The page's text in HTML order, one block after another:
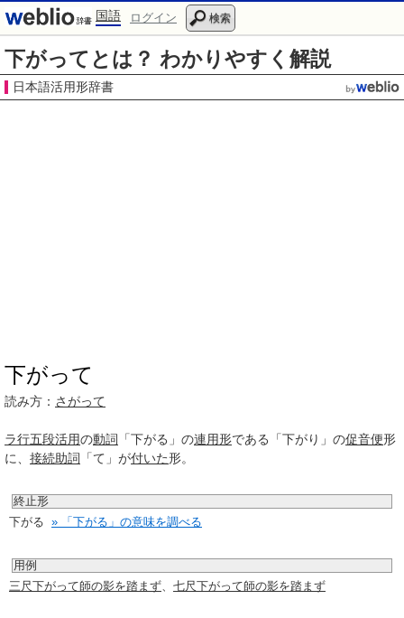
国語 ログイン 検索
下がってとは？ わかりやすく解説
日本語活用形辞書
下がって
読み方： さがって
ラ行五段活用の動詞 「下がる」の連用形である「下がり」の促音便形
に、 接続助詞 「て」が付いた形。
終止形
下がる » 「下がる」の意味を調べる
用例
三尺下がって師の影を踏まず、 七尺下がって師の影を踏まず